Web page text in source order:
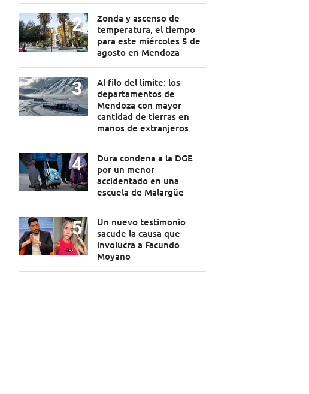
Zonda y ascenso de
temperatura, el tiempo
para este miércoles 5 de
agosto en Mendoza
Al filo del límite: los
departamentos de
Mendoza con mayor
cantidad de tierras en
manos de extranjeros
Dura condena a la DGE
por un menor
accidentado en una
escuela de Malargüe
Un nuevo testimonio
sacude la causa que
involucra a Facundo
Moyano